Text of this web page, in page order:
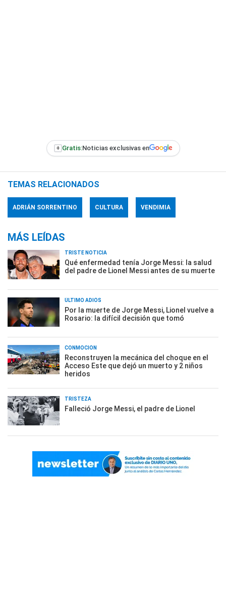
+ Gratis:Noticias exclusivas en
TEMAS RELACIONADOS
ADRIÁN SORRENTINO CULTURA VENDIMIA
MÁS LEÍDAS
TRISTE NOTICIA
Qué enfermedad tenía Jorge Messi: la salud
del padre de Lionel Messi antes de su muerte
ÚLTIMO ADIÓS
Por la muerte de Jorge Messi, Lionel vuelve a
Rosario: la difícil decisión que tomó
CONMOCIÓN
Reconstruyen la mecánica del choque en el
Acceso Este que dejó un muerto y 2 niños
heridos
TRISTEZA
Falleció Jorge Messi, el padre de Lionel